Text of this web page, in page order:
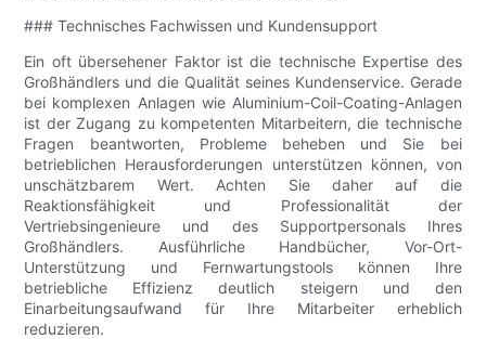
### Technisches Fachwissen und Kundensupport
Ein oft übersehener Faktor ist die technische Expertise des
Großhändlers und die Qualität seines Kundenservice. Gerade
bei komplexen Anlagen wie Aluminium-Coil-Coating-Anlagen
ist der Zugang zu kompetenten Mitarbeitern, die technische
Fragen beantworten, Probleme beheben und Sie bei
betrieblichen Herausforderungen unterstützen können, von
unschätzbarem Wert. Achten Sie daher auf die
Reaktionsfähigkeit und Professionalität der
Vertriebsingenieure und des Supportpersonals Ihres
Großhändlers. Ausführliche Handbücher, Vor-Ort-
Unterstützung und Fernwartungstools können Ihre
betriebliche Effizienz deutlich steigern und den
Einarbeitungsaufwand für Ihre Mitarbeiter erheblich
reduzieren.